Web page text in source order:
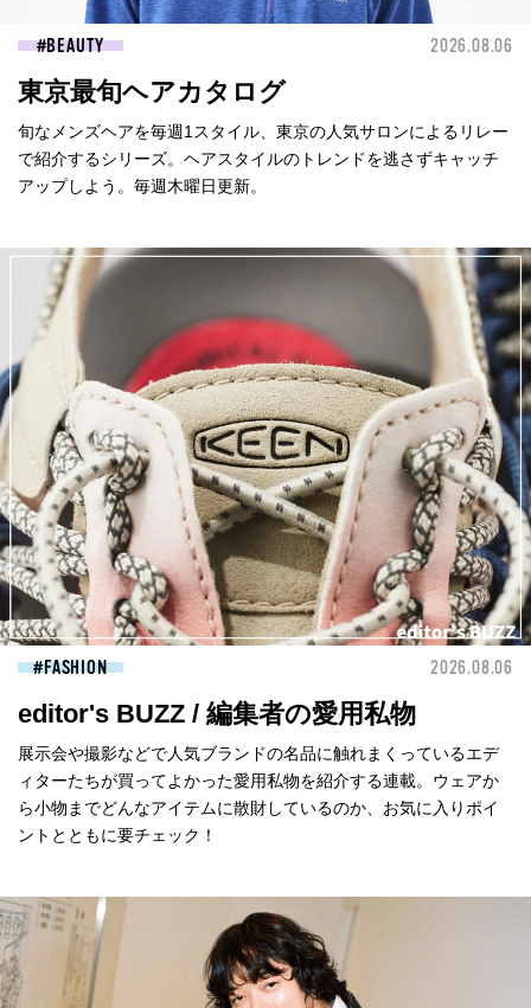
BEAUTY 2026.08.06
東京最旬ヘアカタログ
旬なメンズヘアを毎週1スタイル、東京の人気サロンによるリレー
で紹介するシリーズ。ヘアスタイルのトレンドを逃さずキャッチ
アップしよう。毎週木曜日更新。
FASHION 2026.08.06
editor's BUZZ / 編集者の愛用私物
展示会や撮影などで人気ブランドの名品に触れまくっているエデ
ィターたちが買ってよかった愛用私物を紹介する連載。ウェアか
ら小物までどんなアイテムに散財しているのか、お気に入りポイ
ントとともに要チェック！